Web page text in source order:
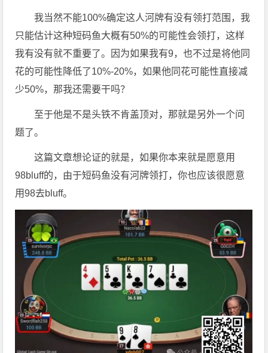
我当然不能100%确定这人河牌有没有领打范围，我
只能估计这种短码鱼大概有50%的可能性会领打，这样
我有没有就不重要了。因为如果我有9，也不过是将他同
花的可能性降低了10%-20%，如果他同花可能性直接减
少50%，那我还需要干吗？
至于他是不是头铁不肯盖顶对，那就是另外一个问
题了。
这篇文章想论证的就是，如果你本来就是愿意用
98bluff的，由于短码鱼没有河牌领打，你也应该很愿意
用98去bluff。